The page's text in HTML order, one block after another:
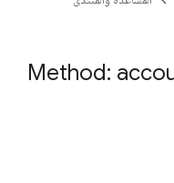
Method: